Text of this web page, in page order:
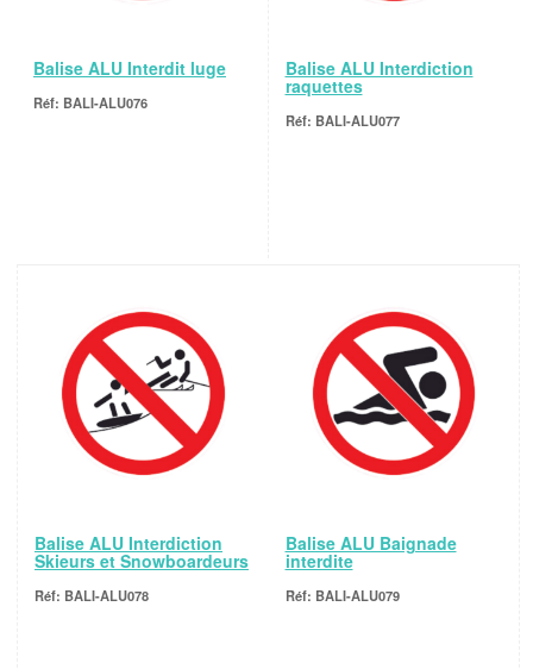
Balise ALU Interdit luge
BALI-ALU076
Balise ALU Interdiction
raquettes
BALI-ALU077
Balise ALU Interdiction
Skieurs et Snowboardeurs
BALI-ALU078
Balise ALU Baignade
interdite
BALI-ALU079